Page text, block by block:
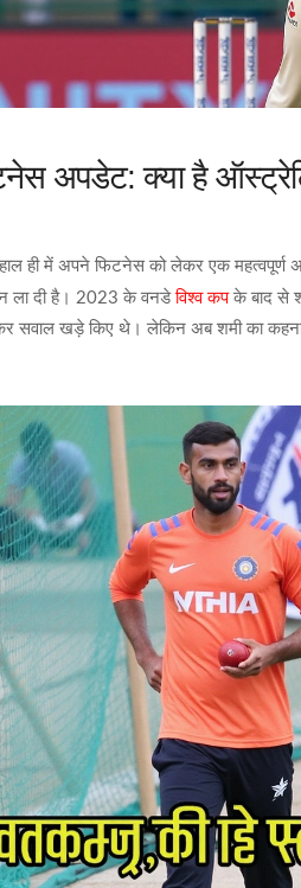
अपडेट: क्या है
हाल ही में अपने फिटनेस को लेकर एक
ला दी है। 2023 के वनडेविश्व कपके बाद से
सवाल खड़े किए थे। लेकिन अब शमी का